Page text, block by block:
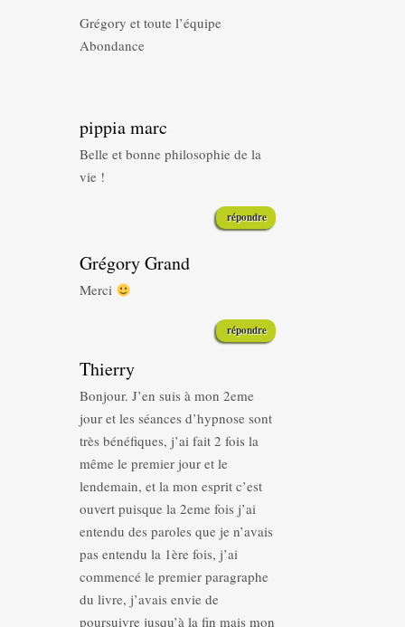
Grégory et toute l’équipe
Abondance
pippia marc
Belle et bonne philosophie de la
vie !
répondre
Grégory Grand
Merci
répondre
Thierry
Bonjour. J’en suis à mon 2eme
jour et les séances d’hypnose sont
très bénéfiques, j’ai fait 2 fois la
même le premier jour et le
lendemain, et la mon esprit c’est
ouvert puisque la 2eme fois j’ai
entendu des paroles que je n’avais
pas entendu la 1ère fois, j’ai
commencé le premier paragraphe
du livre, j’avais envie de
poursuivre jusqu’à la fin mais mon